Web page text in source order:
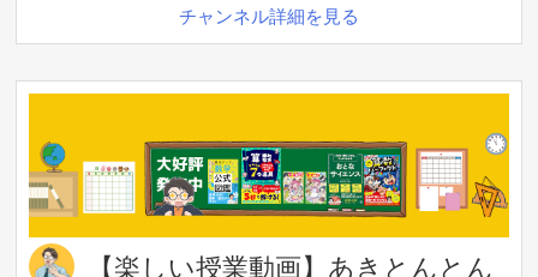
チャンネル詳細を見る
【楽しい授業動画】あきとんとん